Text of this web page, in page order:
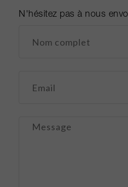
N'hésitez pas à nous